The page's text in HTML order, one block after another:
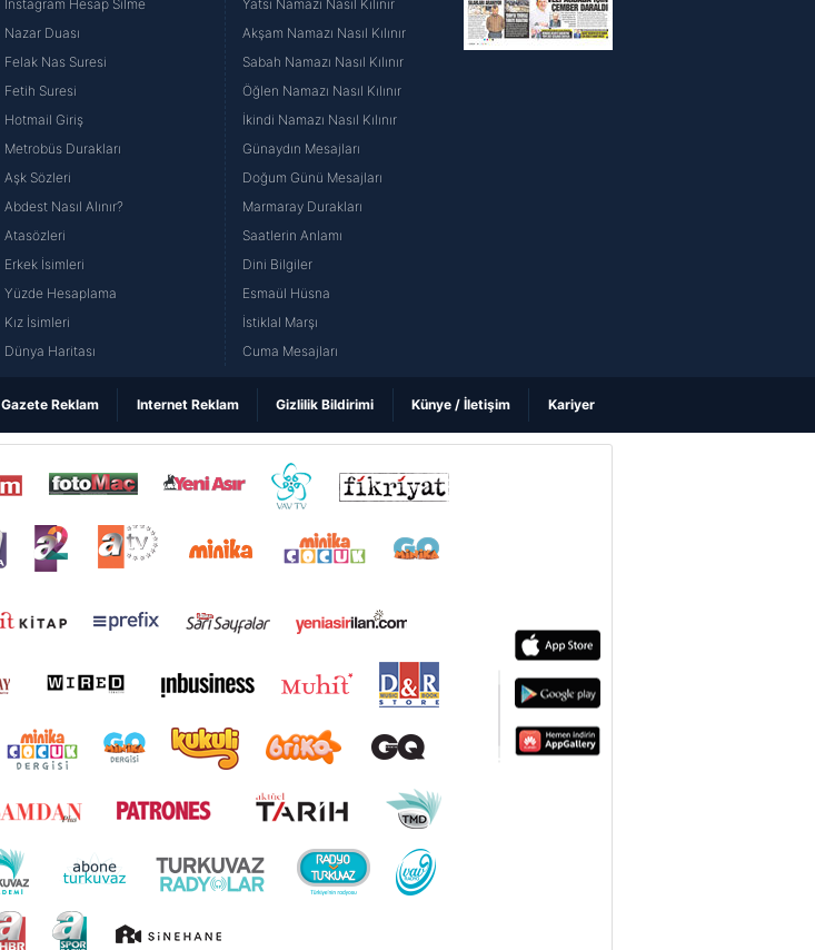
İnstagram Hesap Silme
Nazar Duası
Felak Nas Suresi
Fetih Suresi
Hotmail Giriş
Metrobüs Durakları
Aşk Sözleri
Abdest Nasıl Alınır?
Atasözleri
Erkek İsimleri
Yüzde Hesaplama
Kız İsimleri
Dünya Haritası
Yatsı Namazı Nasıl Kılınır
Akşam Namazı Nasıl Kılınır
Sabah Namazı Nasıl Kılınır
Öğlen Namazı Nasıl Kılınır
İkindi Namazı Nasıl Kılınır
Günaydın Mesajları
Doğum Günü Mesajları
Marmaray Durakları
Saatlerin Anlamı
Dini Bilgiler
Esmaül Hüsna
İstiklal Marşı
Cuma Mesajları
Gazete Reklam Internet Reklam Gizlilik Bildirimi Künye / İletişim Kariyer